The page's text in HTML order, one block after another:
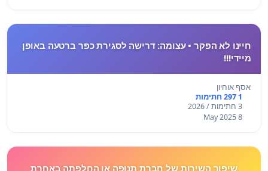
חיינו לא הפקר • עצומה: דרישה לסגירת כפר ברטעה באופן
מיידי!!!
אסף אוחיון
1 297 חתימות
3 חתימות / 2026
8 May 2025
שיפור השירות של חברת תנופה או החלפתה באחרת